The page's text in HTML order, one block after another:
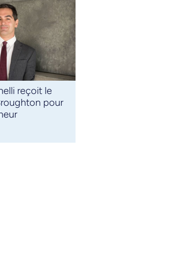
reçoit le
pour